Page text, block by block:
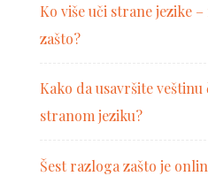
Ko više uči strane jezike
zašto?
Kako da usavršite
stranom jeziku?
Šest razloga zašto je